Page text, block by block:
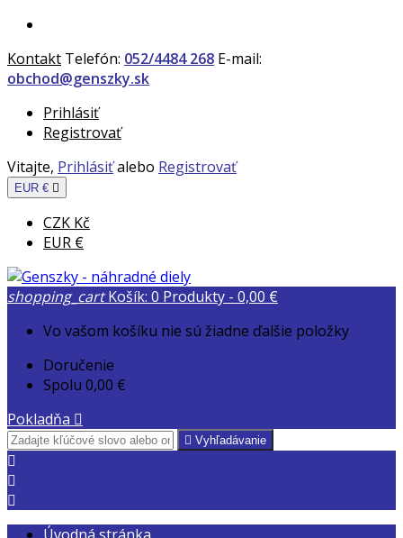
Kontakt Telefón: 052/4484 268 E-mail:
obchod@genszky.sk
Prihlásiť
Registrovať
Vitajte, Prihlásiťalebo Registrovať
EUR € 
CZK Kč
EUR €
shopping_cart Košík: 0 Produkty - 0,00 €
Vo vašom košíku nie sú žiadne ďalšie položky
Doručenie
Spolu 0,00 €
Pokladňa 
 Vyhľadávanie


